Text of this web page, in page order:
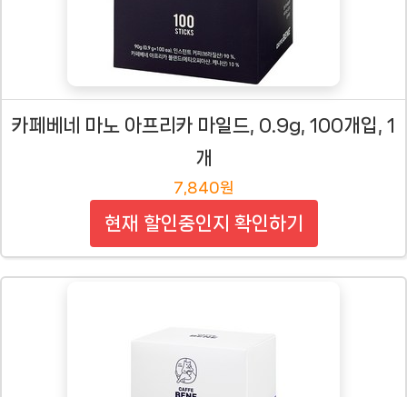
카페베네 마노 아프리카 마일드, 0.9g, 100개입, 1
개
7,840원
현재 할인중인지 확인하기